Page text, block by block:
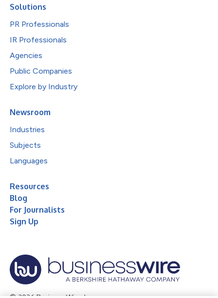
Solutions
PR Professionals
IR Professionals
Agencies
Public Companies
Explore by Industry
Newsroom
Industries
Subjects
Languages
Resources
Blog
For Journalists
Sign Up